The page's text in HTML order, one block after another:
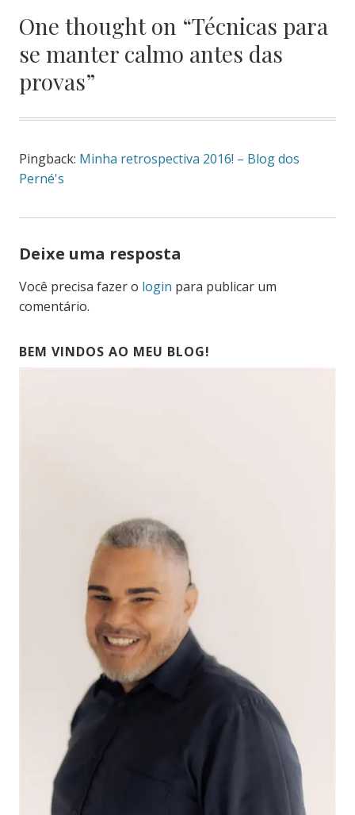
One thought on “Técnicas para
se manter calmo antes das
provas”
Pingback: Minha retrospectiva 2016! – Blog dos
Perné's
Deixe uma resposta
Você precisa fazer o login para publicar um
comentário.
BEM VINDOS AO MEU BLOG!